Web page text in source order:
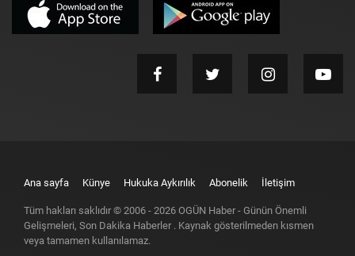
Ana sayfa Künye Hukuka Aykırılık Abonelik İletişim
Tüm hakları saklıdır © 2006 - 2026 OGÜN Haber - Günün Önemli
Gelişmeleri, Son Dakika Haberler . Kaynak gösterilmeden kısmen
veya tamamen kullanılamaz.